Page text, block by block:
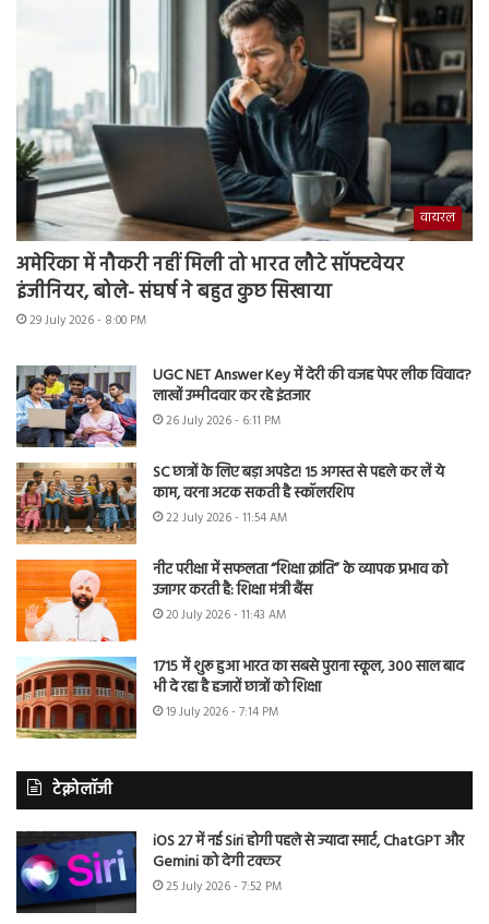
वायरल
अमेरिका में नौकरी नहीं मिली तो भारत लौटे सॉफ्टवेयर
इंजीनियर, बोले- संघर्ष ने बहुत कुछ सिखाया
29 July 2026 - 8:00 PM
UGC NET Answer Key में देरी की वजह पेपर लीक विवाद?
लाखों उम्मीदवार कर रहे इंतजार
26 July 2026 - 6:11 PM
SC छात्रों के लिए बड़ा अपडेट! 15 अगस्त से पहले कर लें ये
काम, वरना अटक सकती है स्कॉलरशिप
22 July 2026 - 11:54 AM
नीट परीक्षा में सफलता “शिक्षा क्रांति” के व्यापक प्रभाव को
उजागर करती है: शिक्षा मंत्री बैंस
20 July 2026 - 11:43 AM
1715 में शुरू हुआ भारत का सबसे पुराना स्कूल, 300 साल बाद
भी दे रहा है हजारों छात्रों को शिक्षा
19 July 2026 - 7:14 PM
टेक्नोलॉजी
iOS 27 में नई Siri होगी पहले से ज्यादा स्मार्ट, ChatGPT और
Gemini को देगी टक्कर
25 July 2026 - 7:52 PM